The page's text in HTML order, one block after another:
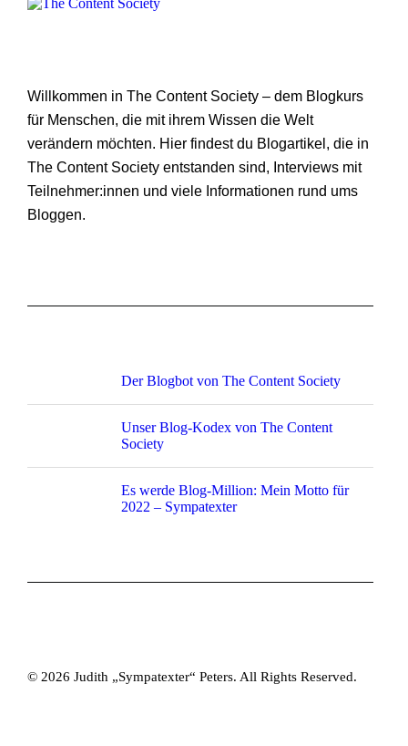
Willkommen in The Content Society – dem Blogkurs
für Menschen, die mit ihrem Wissen die Welt
verändern möchten. Hier findest du Blogartikel, die in
The Content Society entstanden sind, Interviews mit
Teilnehmer:innen und viele Informationen rund ums
Bloggen.
Der Blogbot von The Content Society
Unser Blog-Kodex von The Content
Society
Es werde Blog-Million: Mein Motto für
2022 – Sympatexter
© 2026 Judith „Sympatexter“ Peters. All Rights Reserved.